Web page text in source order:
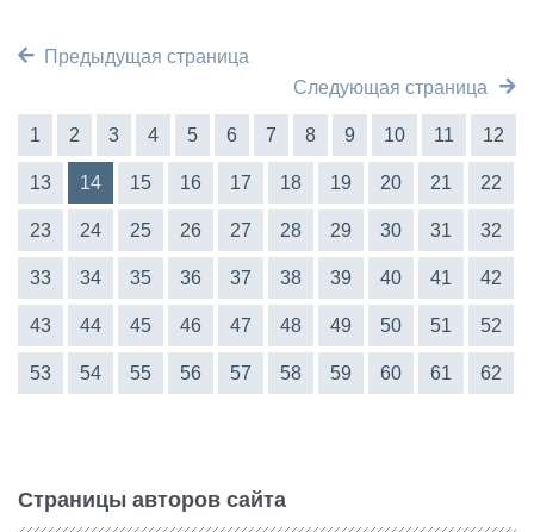
Предыдущая страница
Следующая страница
1 2 3 4 5 6 7 8 9 10 11 12
13 14 15 16 17 18 19 20 21 22
23 24 25 26 27 28 29 30 31 32
33 34 35 36 37 38 39 40 41 42
43 44 45 46 47 48 49 50 51 52
53 54 55 56 57 58 59 60 61 62
Страницы авторов сайта